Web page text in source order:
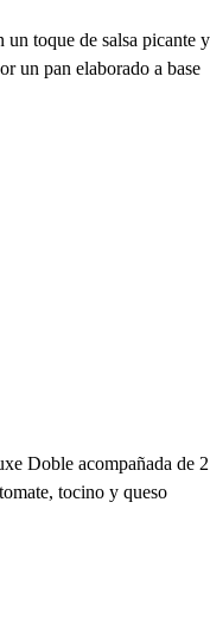
toque de salsa picante y
un pan elaborado a base
Doble acompañada de 2
tocino y queso